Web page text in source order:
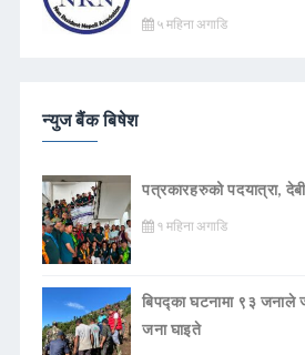
५ महिना अगाडि
न्युज बैंक बिषेश
पत्रकारहरुको पदयात्रा,
१ महिना अगाडि
बिपद्का घटनामा ९३ जनाले
जना घाइते